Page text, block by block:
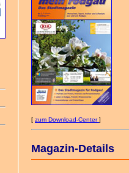
[ zum Download-Center]
Magazin-Details